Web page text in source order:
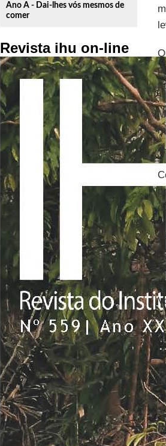
Ano A - Dai-lhes vós mesmos de
comer
Revista ihu on-line
a
e
-